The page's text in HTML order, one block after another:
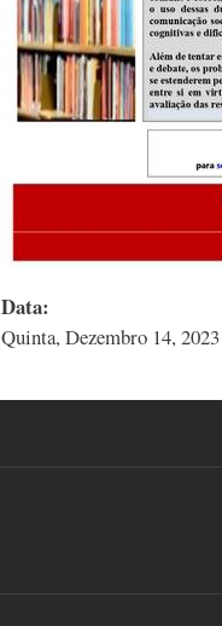
Data:
Quinta, Dezembro 14,